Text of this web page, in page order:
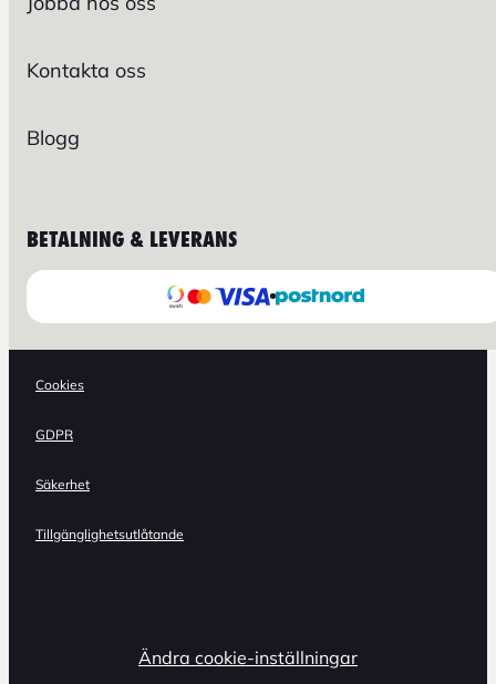
Kontakta oss
Blogg
BETALNING & LEVERANS
Cookies
GDPR
Säkerhet
Tillgänglighetsutlåtande
Ändra cookie-inställningar